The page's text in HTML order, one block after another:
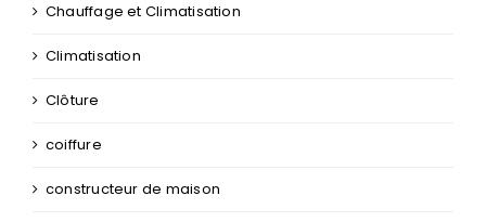
Chauffage et Climatisation
Climatisation
Clôture
coiffure
constructeur de maison